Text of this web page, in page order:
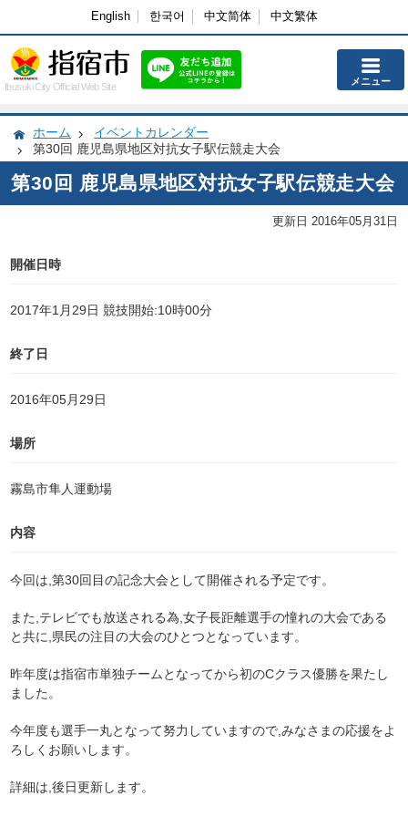
English 한국어 中文简体 中文繁体
Ibusuki City Official Web Site メニュー
ホーム
イベントカレンダー
第30回 鹿児島県地区対抗女子駅伝競走大会
第30回 鹿児島県地区対抗女子駅伝競走大会
更新日 2016年05月31日
開催日時
2017年1月29日 競技開始:10時00分
終了日
2016年05月29日
場所
霧島市隼人運動場
内容
今回は,第30回目の記念大会として開催される予定です。
また,テレビでも放送される為,女子長距離選手の憧れの大会である
と共に,県民の注目の大会のひとつとなっています。
昨年度は指宿市単独チームとなってから初のCクラス優勝を果たし
ました。
今年度も選手一丸となって努力していますので,みなさまの応援をよ
ろしくお願いします。
詳細は,後日更新します。